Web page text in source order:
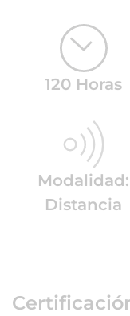
120 Horas
Modalidad:
Distancia